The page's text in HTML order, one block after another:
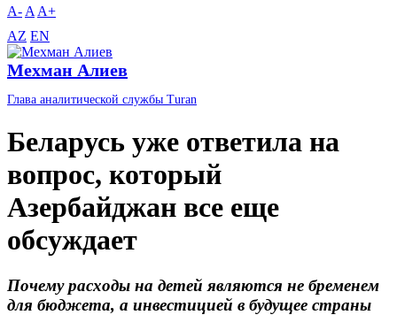
A- A A+
AZ EN
Мехман Алиев
Глава аналитической службы Turan
Беларусь уже ответила на
вопрос, который
Азербайджан все еще
обсуждает
Почему расходы на детей являются не бременем
для бюджета, а инвестицией в будущее страны